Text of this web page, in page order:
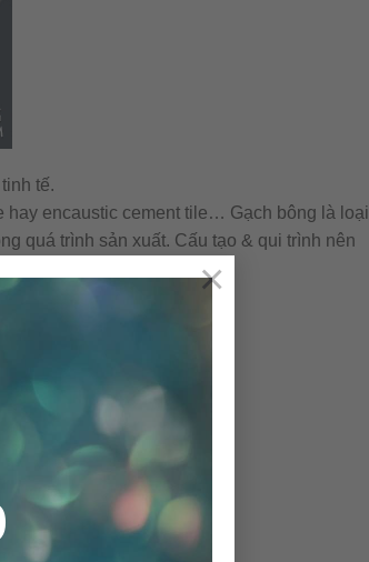
×
tế.
hay encaustic cement tile… Gạch bông là loại
quá trình sản xuất. Cấu tạo & qui trình nên